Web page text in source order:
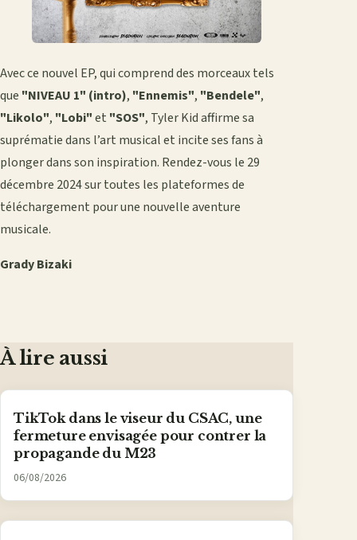
Avec ce nouvel EP, qui comprend des morceaux tels
que "NIVEAU 1" (intro), "Ennemis", "Bendele",
"Likolo", "Lobi"et "SOS", Tyler Kid affirme sa
suprématie dans l’art musical et incite ses fans à
plonger dans son inspiration. Rendez-vous le 29
décembre 2024 sur toutes les plateformes de
téléchargement pour une nouvelle aventure
musicale.
Grady Bizaki
À lire aussi
TikTok dans le viseur du CSAC, une
fermeture envisagée pour contrer la
propagande du M23
06/08/2026